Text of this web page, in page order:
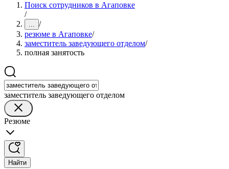
Поиск сотрудников в Агаповке
/
... /
резюме в Агаповке/
заместитель заведующего отделом/
полная занятость
заместитель заведующего отделом
Резюме
Найти